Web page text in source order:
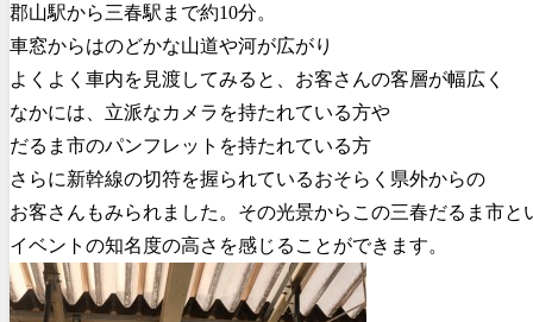
郡山駅から三春駅まで約10分。
車窓からはのどかな山道や河が広がり
よくよく車内を見渡してみると、お客さんの客層が幅広く
なかには、立派なカメラを持たれている方や
だるま市のパンフレットを持たれている方
さらに新幹線の切符を握られているおそらく県外からの
お客さんもみられました。その光景からこの三春だるま市と
イベントの知名度の高さを感じることができます。